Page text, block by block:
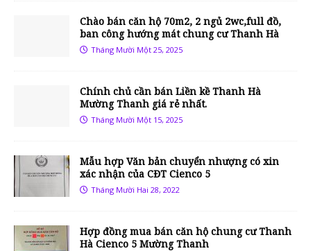
Chào bán căn hộ 70m2, 2 ngủ 2wc,full đồ,
ban công hướng mát chung cư Thanh Hà
Tháng Mười Một 25, 2025
Chính chủ cần bán Liền kề Thanh Hà
Mường Thanh giá rẻ nhất.
Tháng Mười Một 15, 2025
Mẫu hợp Văn bản chuyển nhượng có xin
xác nhận của CĐT Cienco 5
Tháng Mười Hai 28, 2022
Hợp đồng mua bán căn hộ chung cư Thanh
Hà Cienco 5 Mường Thanh